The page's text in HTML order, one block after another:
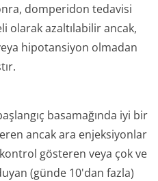
domperidon tedavisi
olarak azaltılabilir ancak,
hipotansiyon olmadan
basamağında iyi bir
ancak ara enjeksiyonlar
gösteren veya çok ve
(günde 10'dan fazla)